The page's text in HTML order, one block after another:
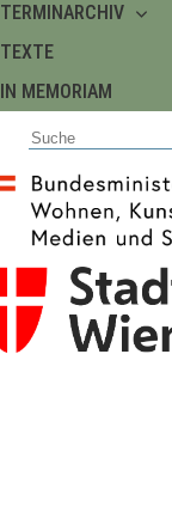
TERMINARCHIV
TEXTE
IN MEMORIAM